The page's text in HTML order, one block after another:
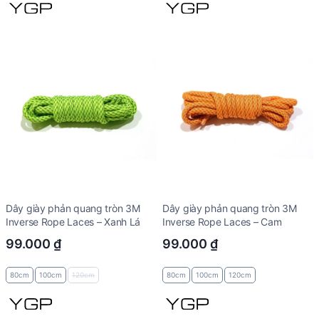
Dây giày phản quang tròn 3M
Inverse Rope Laces – Xanh Lá
99.000 ₫
80cm 100cm 120cm
Dây giày phản quang tròn 3M
Inverse Rope Laces – Cam
99.000 ₫
80cm 100cm 120cm